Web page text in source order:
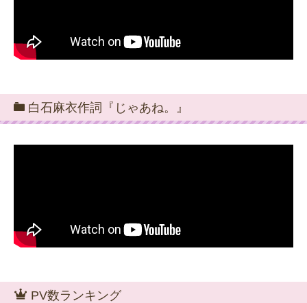
白石麻衣作詞『じゃあね。』
PV数ランキング